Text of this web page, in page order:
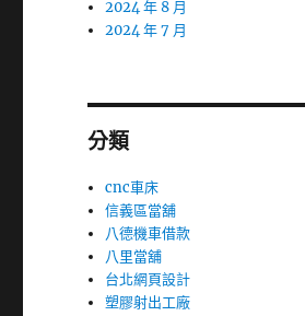
2024 年 8 月
2024 年 7 月
分類
cnc車床
信義區當舖
八德機車借款
八里當舖
台北網頁設計
塑膠射出工廠